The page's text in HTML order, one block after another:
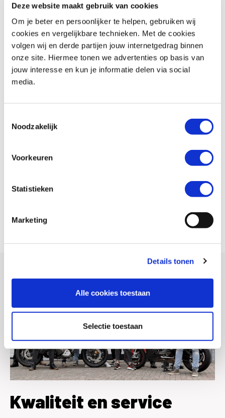
Deze website maakt gebruik van cookies
Om je beter en persoonlijker te helpen, gebruiken wij
cookies en vergelijkbare technieken. Met de cookies
volgen wij en derde partijen jouw internetgedrag binnen
onze site. Hiermee tonen we advertenties op basis van
jouw interesse en kun je informatie delen via social
media.
Noodzakelijk
Voorkeuren
Statistieken
Marketing
Details tonen
Alle cookies toestaan
Selectie toestaan
Overige merken
Kwaliteit en service